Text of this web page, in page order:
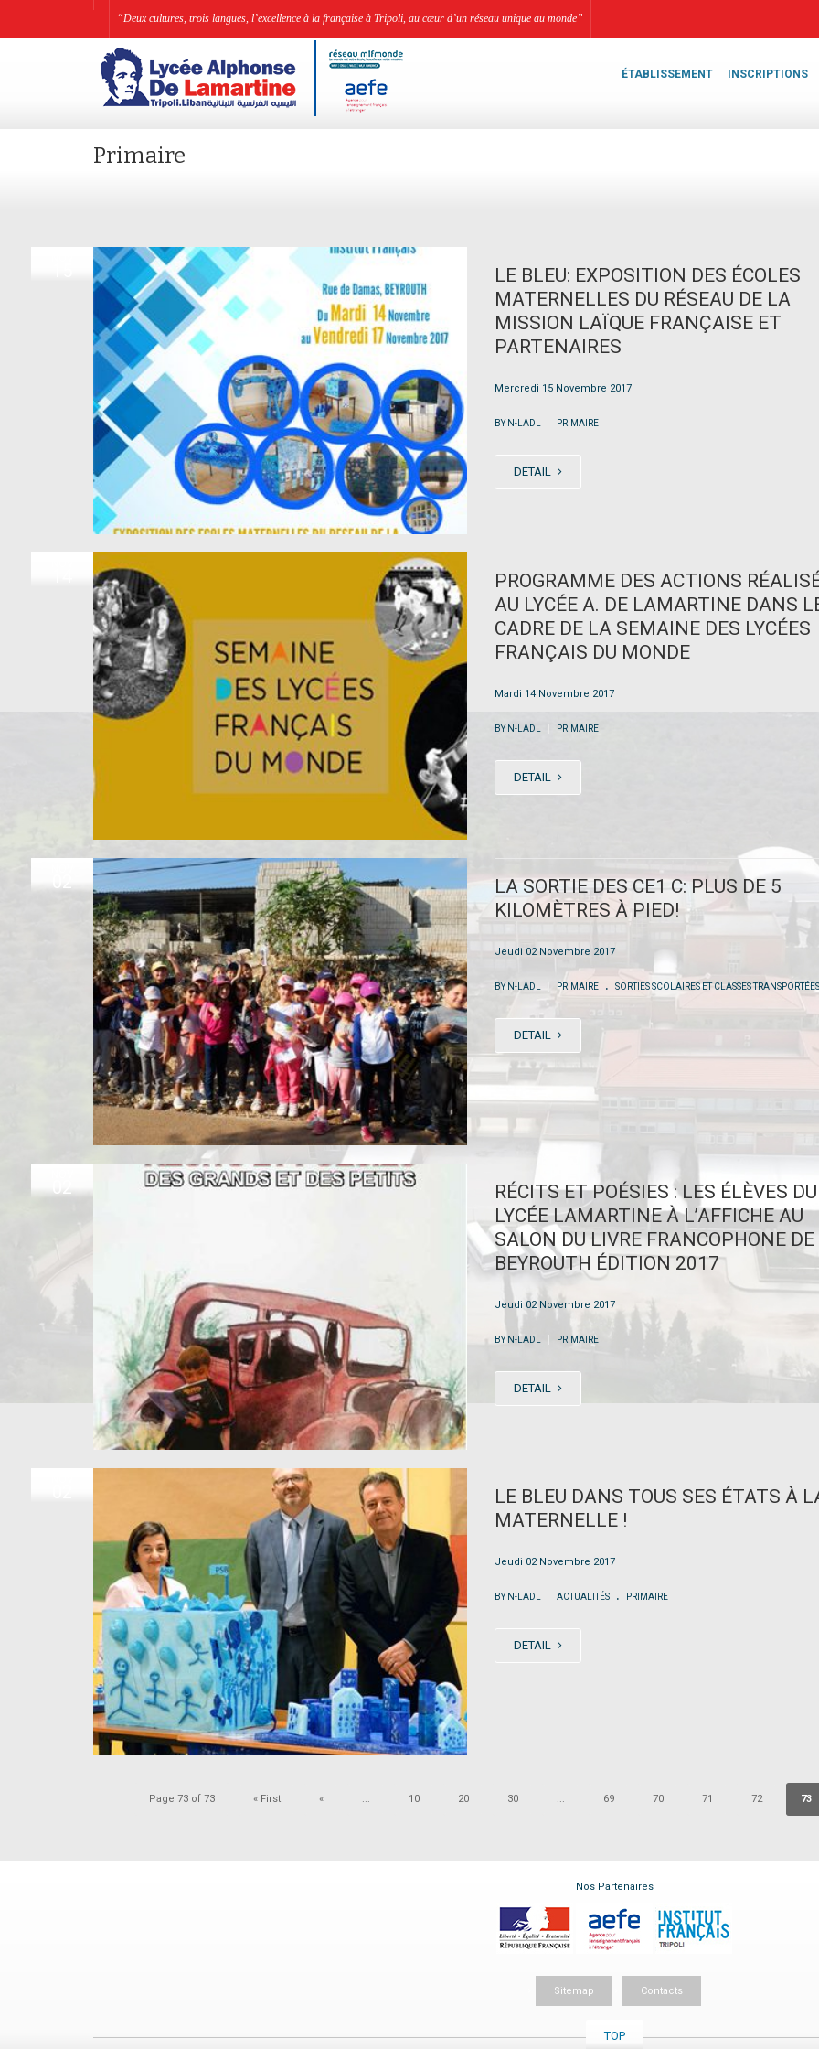
“Deux cultures, trois langues, l’excellence à la française à Tripoli, au cœur d’un réseau unique au monde”
ÉTABLISSEMENT INSCRIPTIONS
Primaire
LE BLEU: EXPOSITION DES ÉCOLES
MATERNELLES DU RÉSEAU DE LA
MISSION LAÏQUE FRANÇAISE ET
PARTENAIRES
Mercredi 15 Novembre 2017
BY N-LADL PRIMAIRE
DETAIL
PROGRAMME DES ACTIONS
AU LYCÉE A. DE LAMARTINE DANS
CADRE DE LA SEMAINE DES LYCÉES
FRANÇAIS DU MONDE
Mardi 14 Novembre 2017
BY N-LADL PRIMAIRE
DETAIL
LA SORTIE DES CE1 C: PLUS DE 5
KILOMÈTRES À PIED!
Jeudi 02 Novembre 2017
BY N-LADL PRIMAIRE . SORTIES SCOLAIRES ET CLASSES TRANSPORTÉES
DETAIL
RÉCITS ET POÉSIES : LES ÉLÈVES DU
LYCÉE LAMARTINE À L’AFFICHE AU
SALON DU LIVRE FRANCOPHONE DE
BEYROUTH ÉDITION 2017
Jeudi 02 Novembre 2017
BY N-LADL | PRIMAIRE
DETAIL
LE BLEU DANS TOUS SES ÉTATS À
MATERNELLE !
Jeudi 02 Novembre 2017
BY N-LADL ACTUALITÉS . PRIMAIRE
DETAIL
Page 73 of 73 « First « ... 10 20 30 ... 69 70 71 72 73
Nos Partenaires
Sitemap Contacts
TOP